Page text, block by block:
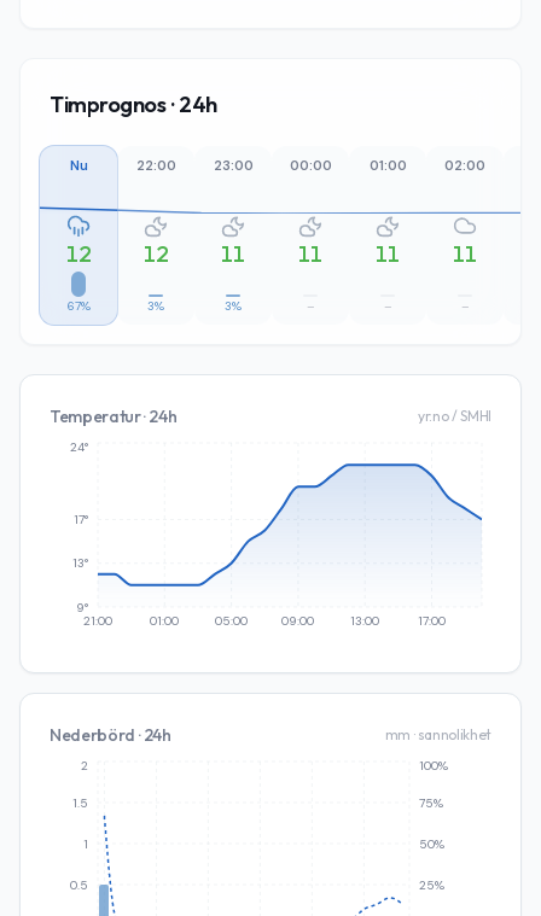
Timprognos · 24h
Nu
12
67%
22:00
12
3%
23:00
11
3%
00:00
11
–
01:00
11
–
02:00
11
–
Temperatur · 24h yr.no / SMHI
21:00 01:00 05:00 09:00 13:00 17:00
9°
13°
17°
24°
Nederbörd · 24h mm · sannolikhet
0.5
1
1.5
2
25%
50%
75%
100%